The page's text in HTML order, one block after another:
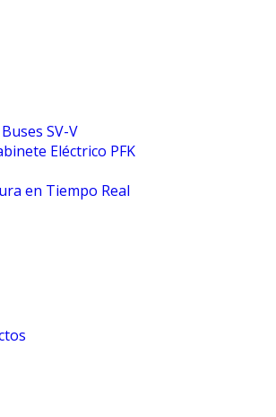
SV-V
Eléctrico PFK
en Tiempo Real